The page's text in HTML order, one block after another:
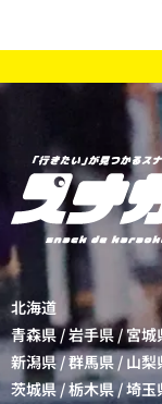
北海道
青森県/岩手県/宮城
新潟県/群馬県 / 山梨
茨城県 /栃木県/埼玉